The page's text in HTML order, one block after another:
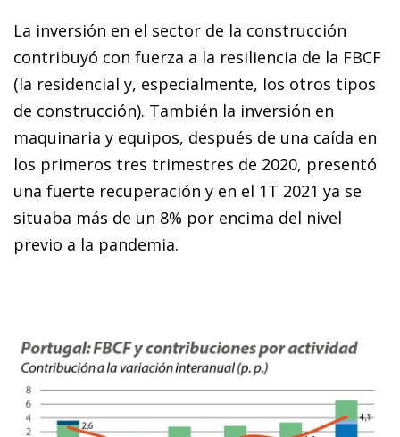
La inversión en el sector de la construcción
contribuyó con fuerza a la resiliencia de la FBCF
(la residencial y, especialmente, los otros tipos
de construcción). También la inversión en
maquinaria y equipos, después de una caída en
los primeros tres trimestres de 2020, presentó
una fuerte recuperación y en el 1T 2021 ya se
situaba más de un 8% por encima del nivel
previo a la pandemia.